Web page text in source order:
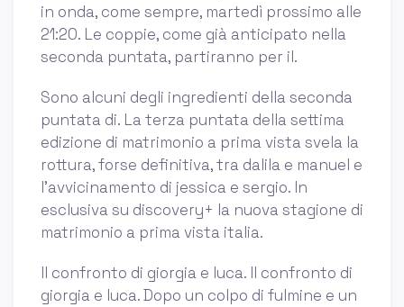
in onda, come sempre, martedì prossimo alle
21:20. Le coppie, come già anticipato nella
seconda puntata, partiranno per il.
Sono alcuni degli ingredienti della seconda
puntata di. La terza puntata della settima
edizione di matrimonio a prima vista svela la
rottura, forse definitiva, tra dalila e manuel e
l'avvicinamento di jessica e sergio. In
esclusiva su discovery+ la nuova stagione di
matrimonio a prima vista italia.
Il confronto di giorgia e luca. Il confronto di
giorgia e luca. Dopo un colpo di fulmine e un